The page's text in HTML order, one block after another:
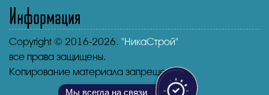
Информация
Copyright © 2016-2026. "НикаСтрой"
все права защищены.
Копирование материала запрещено.
Мы всегда на связи